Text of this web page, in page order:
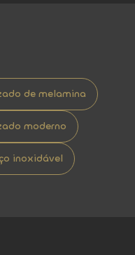
de melamina
moderno
inoxidável